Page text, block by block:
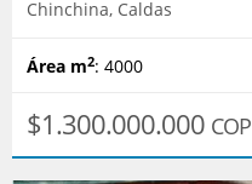
Chinchina, Caldas
Área m2: 4000
$1.300.000.000 COP